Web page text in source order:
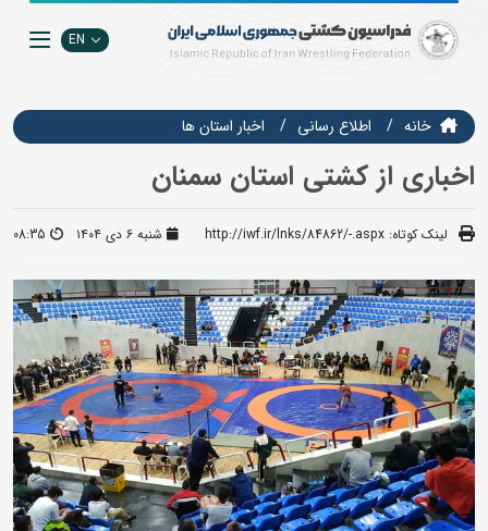
EN
خانه اطلاع رسانی اخبار استان ها
اخباری از کشتی استان سمنان
لینک کوتاه: http://iwf.ir/lnks/84862/-.aspx شنبه ۶ دی ۱۴۰۴ 08:35